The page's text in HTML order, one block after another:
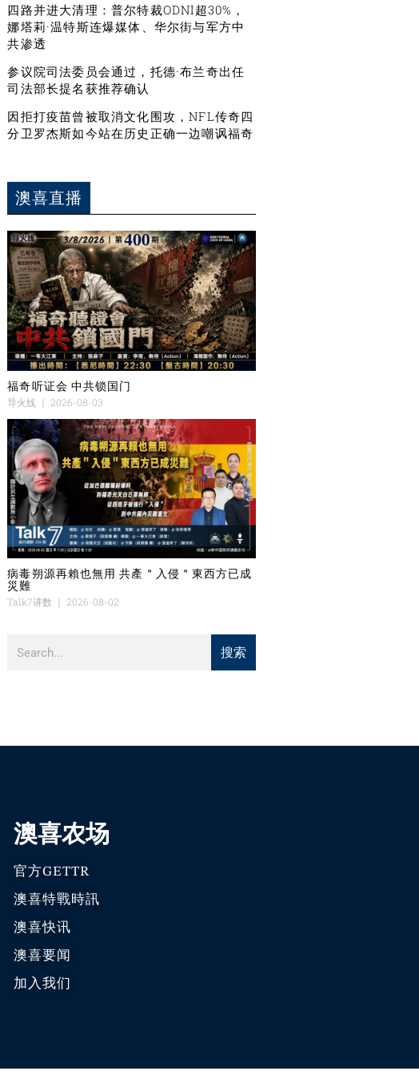
四路并进大清理：普尔特裁ODNI超30%，
娜塔莉·温特斯连爆媒体、华尔街与军方中
共渗透
参议院司法委员会通过，托德·布兰奇出任
司法部长提名获推荐确认
因拒打疫苗曾被取消文化围攻，NFL传奇四
分卫罗杰斯如今站在历史正确一边嘲讽福奇
澳喜直播
福奇听证会 中共锁国门
导火线
2026-08-03
病毒朔源再賴也無用 共產＂入侵＂東西方已成
災難
Talk7讲数
2026-08-02
搜索
澳喜农场
官方GETTR
澳喜特戰時訊
澳喜快讯
澳喜要闻
加入我们